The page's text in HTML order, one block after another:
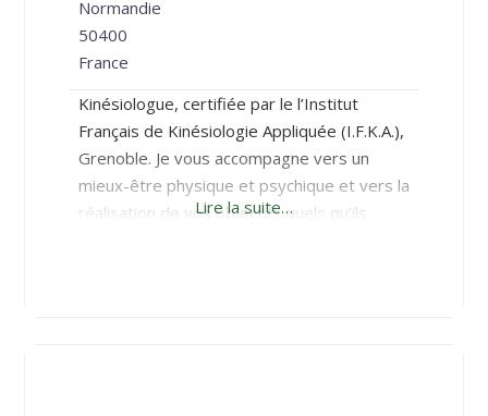
Normandie
50400
France
Kinésiologue, certifiée par le l’Institut
Français de Kinésiologie Appliquée (I.F.K.A.),
Grenoble. Je vous accompagne vers un
mieux-être physique et psychique et vers la
réalisation de vos objectifs quels qu’ils
Lire la suite…